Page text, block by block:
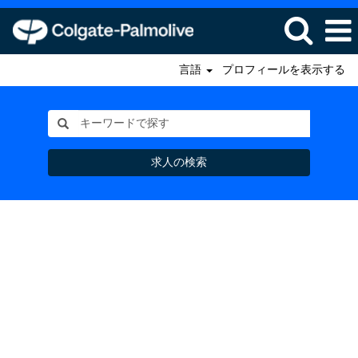
言語 プロフィールを表示する
求人の検索